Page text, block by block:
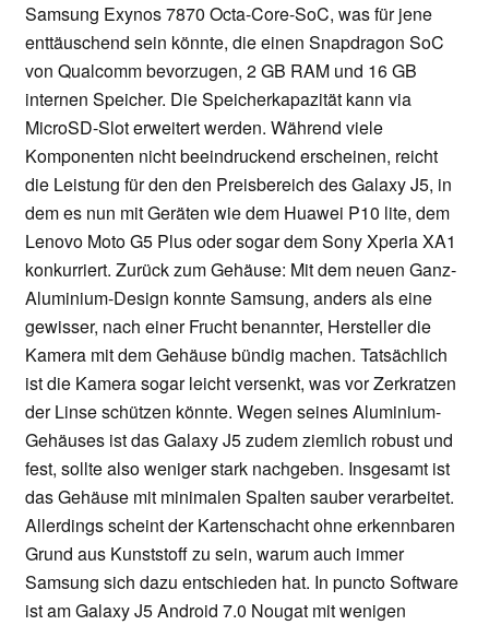
Samsung Exynos 7870 Octa-Core-SoC, was für jene
enttäuschend sein könnte, die einen Snapdragon SoC
von Qualcomm bevorzugen, 2 GB RAM und 16 GB
internen Speicher. Die Speicherkapazität kann via
MicroSD-Slot erweitert werden. Während viele
Komponenten nicht beeindruckend erscheinen, reicht
die Leistung für den den Preisbereich des Galaxy J5, in
dem es nun mit Geräten wie dem Huawei P10 lite, dem
Lenovo Moto G5 Plus oder sogar dem Sony Xperia XA1
konkurriert. Zurück zum Gehäuse: Mit dem neuen Ganz-
Aluminium-Design konnte Samsung, anders als eine
gewisser, nach einer Frucht benannter, Hersteller die
Kamera mit dem Gehäuse bündig machen. Tatsächlich
ist die Kamera sogar leicht versenkt, was vor Zerkratzen
der Linse schützen könnte. Wegen seines Aluminium-
Gehäuses ist das Galaxy J5 zudem ziemlich robust und
fest, sollte also weniger stark nachgeben. Insgesamt ist
das Gehäuse mit minimalen Spalten sauber verarbeitet.
Allerdings scheint der Kartenschacht ohne erkennbaren
Grund aus Kunststoff zu sein, warum auch immer
Samsung sich dazu entschieden hat. In puncto Software
ist am Galaxy J5 Android 7.0 Nougat mit wenigen